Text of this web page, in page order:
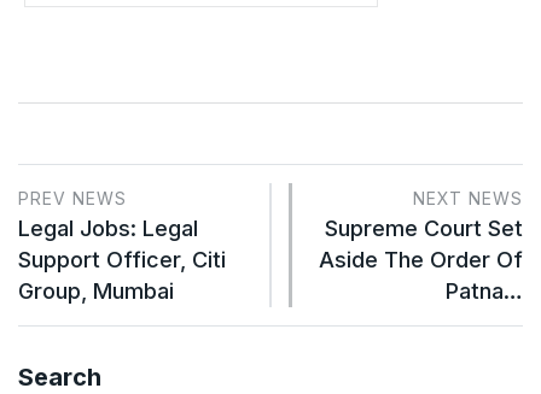
PREV NEWS
Legal Jobs: Legal
Support Officer, Citi
Group, Mumbai
NEXT NEWS
Supreme Court Set
Aside The Order Of
Patna…
Search